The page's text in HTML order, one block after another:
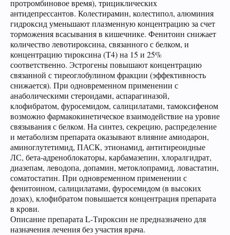
протромбиновое время), трициклических
антидепрессантов. Колестирамин, колестипол, алюминия
гидроксид уменьшают плазменную концентрацию за счет
торможения всасывания в кишечнике. Фенитоин снижает
количество левотироксина, связанного с белком, и
концентрацию тироксина (Т4) на 15 и 25%
соответственно. Эстрогены повышают концентрацию
связанной с тиреоглобулином фракции (эффективность
снижается). При одновременном применении с
анаболическими стероидами, аспарагиназой,
клофибратом, фуросемидом, салицилатами, тамоксифеном
возможно фармакокинетическое взаимодействие на уровне
связывания с белком. На синтез, секрецию, распределение
и метаболизм препарата оказывают влияние амиодарон,
аминоглутетимид, ПАСК, этионамид, антитиреоидные
ЛС, бета-адреноблокаторы, карбамазепин, хлоралгидрат,
диазепам, леводопа, допамин, метоклопрамид, ловастатин,
соматостатин. При одновременном применении с
фенитоином, салицилатами, фуросемидом (в высоких
дозах), клофибратом повышается концентрация препарата
в крови.
Описание препарата L-Тироксин не предназначено для
назначения лечения без участия врача.